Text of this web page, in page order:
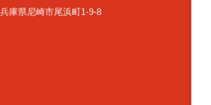
兵庫県尼崎市尾浜町1-9-8